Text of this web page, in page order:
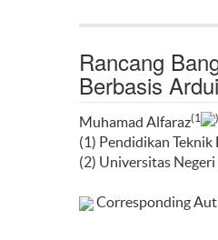
Rancang
Berbasis
Muhamad Alfaraz(1 )
(1) Pendidikan
(2) Universitas Negeri
Corresponding